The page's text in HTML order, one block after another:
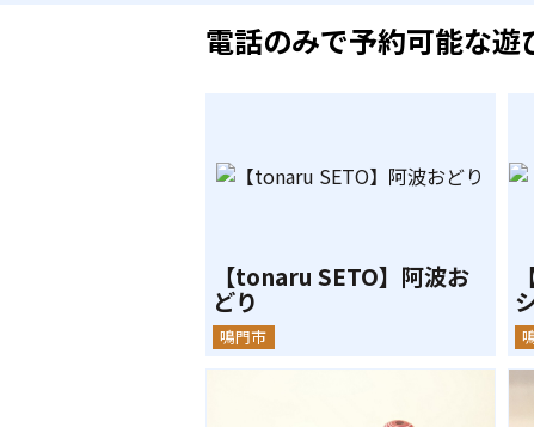
電話のみで予約可能な遊
【tonaru SETO】阿波お
どり
鳴門市